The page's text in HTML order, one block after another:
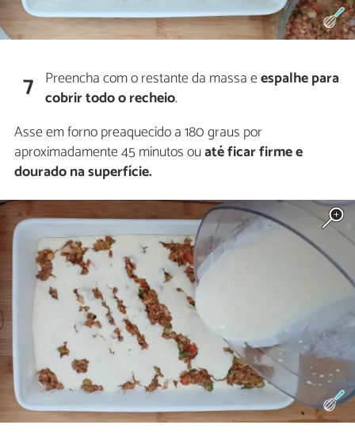
7 Preencha com o restante da massa eespalhe para
cobrir todo o recheio.
Asse em forno preaquecido a 180 graus por
aproximadamente 45 minutos ouaté ficar firme e
dourado na superfície.